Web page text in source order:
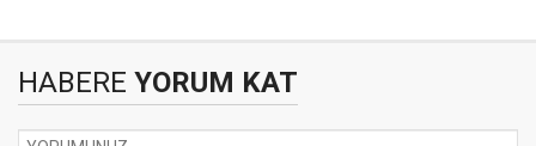
HABERE YORUM KAT